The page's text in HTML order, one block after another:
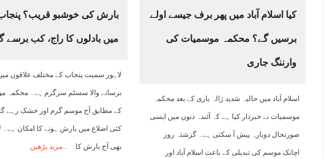
کیا اسلام آباد میں پھر برف جیسے اولے
برسیں گے؟ محکمہ موسمیات کی
وارننگ جاری
اسلام آباد میں حالیہ شدید ژالہ باری کے بعد محکمہ
موسمیات نے خبردار کیا ہے کہ آئندہ دنوں میں ایسی
صورتحال دوبارہ پیش آ سکتی ہے۔ گزشتہ روز
اچانک موسم کی تبدیلی کے باعث اسلام آباد اور
بارش کی خوشبو قریب؟ پنجاب
میں بادلوں کا راج، کب برسے
لاہور سمیت پنجاب کے مختلف علاقوں
برسانے والا سسٹم سرگرم ہے۔ محکمہ
کے مطابق آج موسم گرم اور خشک رہے
کئی اضلاع میں بارش ہونے کا امکان ہے۔
بھی آج بارش کا مزید پڑھیں